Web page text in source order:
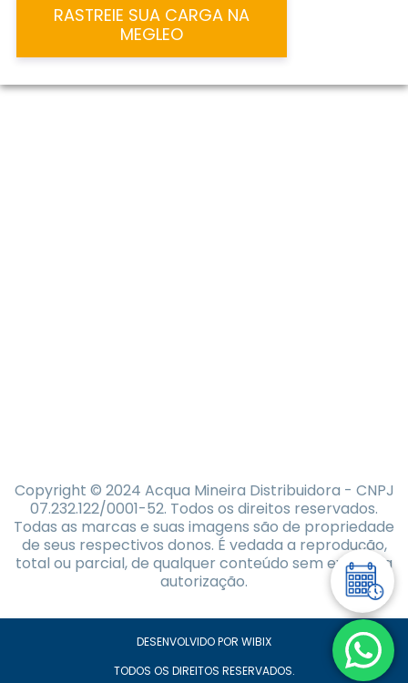
RASTREIE SUA CARGA NA
MEGLEO
Copyright © 2024 Acqua Mineira Distribuidora - CNPJ
07.232.122/0001-52. Todos os direitos reservados.
Todas as marcas e suas imagens são de propriedade
de seus respectivos donos. É vedada a reprodução,
total ou parcial, de qualquer conteúdo sem expressa
autorização.
DESENVOLVIDO POR WIBIX
TODOS OS DIREITOS RESERVADOS.